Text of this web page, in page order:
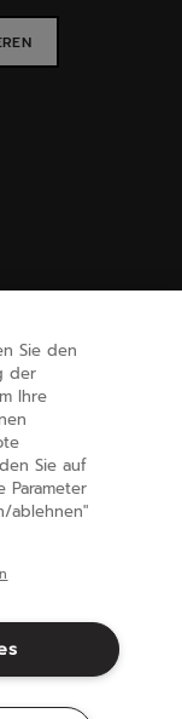
Sie den
der
Ihre
Sie auf
Parameter
ablehnen"